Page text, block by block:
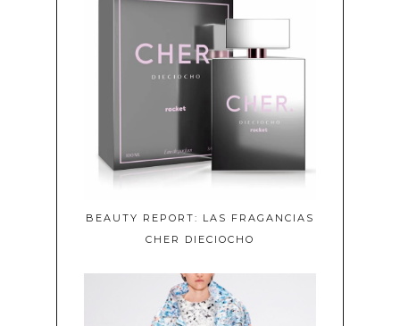
BEAUTY REPORT: LAS FRAGANCIAS
CHER DIECIOCHO